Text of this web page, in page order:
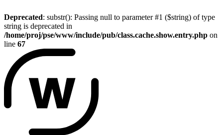
Deprecated: substr(): Passing null to parameter #1 ($string) of type
string is deprecated in
/home/proj/pse/www/include/pub/class.cache.show.entry.php on
line 67